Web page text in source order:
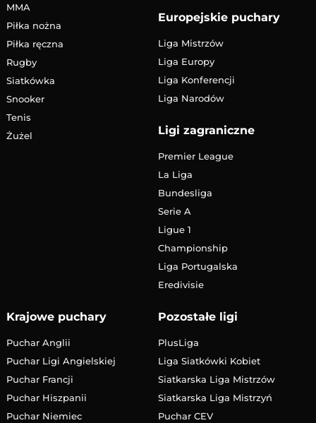
MMA
Piłka nożna
Piłka ręczna
Rugby
Siatkówka
Snooker
Tenis
Żużel
Europejskie puchary
Liga Mistrzów
Liga Europy
Liga Konferencji
Liga Narodów
Ligi zagraniczne
Premier League
La Liga
Bundesliga
Serie A
Ligue 1
Championship
Liga Portugalska
Eredivisie
Krajowe puchary
Puchar Anglii
Puchar Ligi Angielskiej
Puchar Francji
Puchar Hiszpanii
Puchar Niemiec
Pozostałe ligi
PlusLiga
Liga Siatkówki Kobiet
Siatkarska Liga Mistrzów
Siatkarska Liga Mistrzyń
Puchar CEV